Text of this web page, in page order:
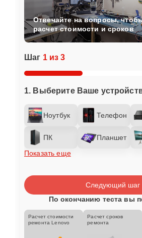
Шаг 1 из 3
1. Выберите Ваше
Ноутбук Телефон
ПК Планшет
Показать еще
Отвечайте на вопросы,
расчет стоимости и сроков
Следующий шаг
По окончанию теста вы
Расчет стоимости
ремонта Lenovo
Расчет сроков
ремонта